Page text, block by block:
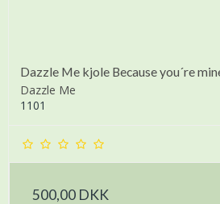
Dazzle Me kjole Because you´re
Dazzle Me
1101
500,00 DKK